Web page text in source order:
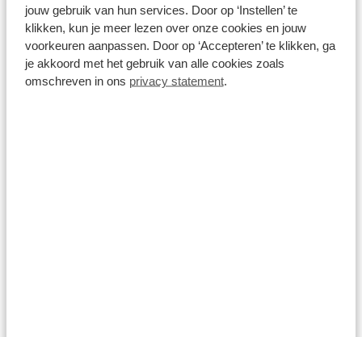
jouw gebruik van hun services. Door op ‘Instellen’ te
klikken, kun je meer lezen over onze cookies en jouw
voorkeuren aanpassen. Door op ‘Accepteren’ te klikken, ga
je akkoord met het gebruik van alle cookies zoals
omschreven in ons privacy statement.
Aanbieding